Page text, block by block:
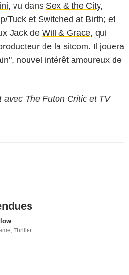
, vu dans Sex & the City,
Tuck et Switched at Birth; et
Jack de Will & Grace, qui
de la sitcom. Il jouera
nouvel intérêt amoureux de
avec The Futon Critic et TV
,Thriller